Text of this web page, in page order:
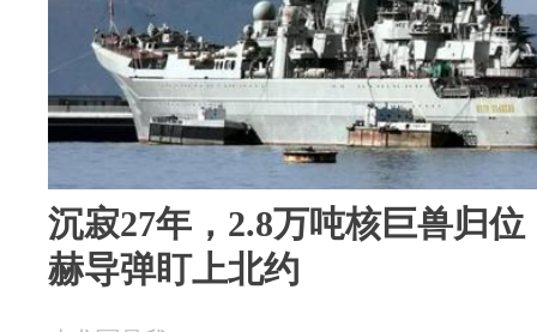
沉寂27年，2.8万吨核巨兽归
赫导弹盯上北约